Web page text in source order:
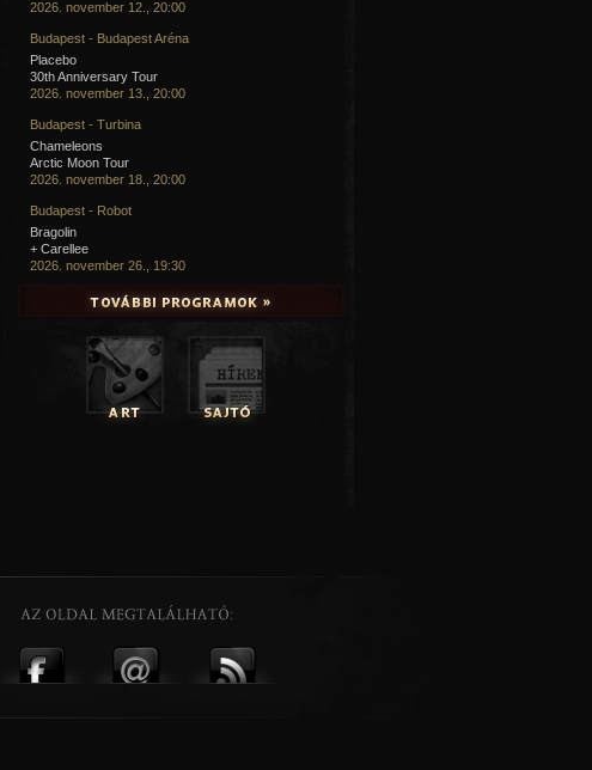
2026. november 12., 20:00
Budapest - Budapest Aréna
Placebo
30th Anniversary Tour
2026. november 13., 20:00
Budapest - Turbina
Chameleons
Arctic Moon Tour
2026. november 18., 20:00
Budapest - Robot
Bragolin
+ Carellee
2026. november 26., 19:30